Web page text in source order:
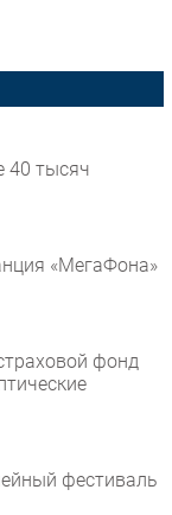
40 тысяч
«МегаФона»
фонд
фестиваль